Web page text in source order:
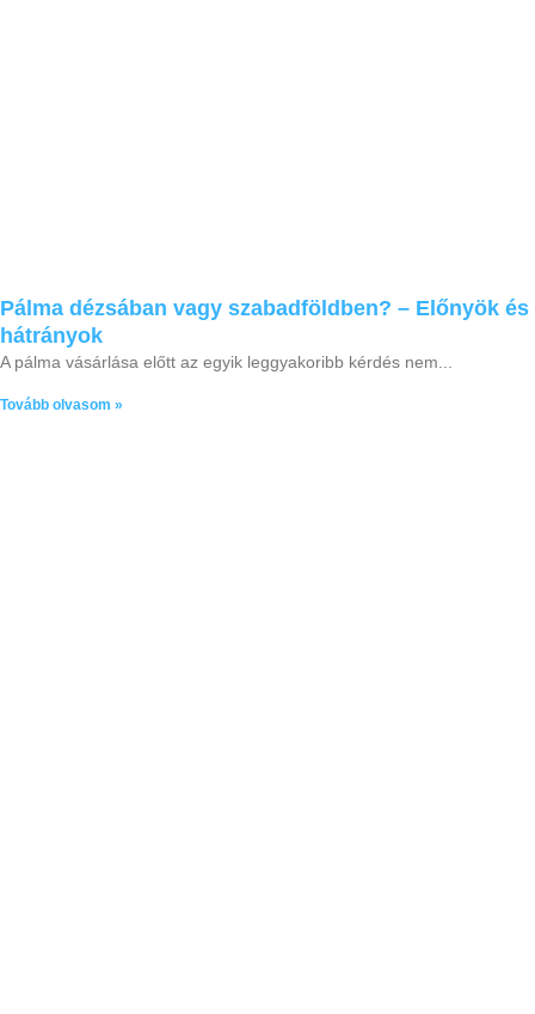
Pálma dézsában vagy szabadföldben? – Előnyök és
hátrányok
A pálma vásárlása előtt az egyik leggyakoribb kérdés nem
Tovább olvasom »